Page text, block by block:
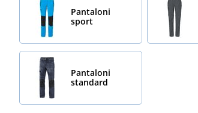
Pantaloni
sport
Pantaloni
standard